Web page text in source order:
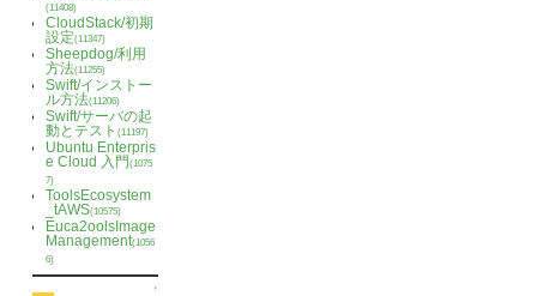
(11408)
CloudStack/初期
設定(11347)
Sheepdog/利用
方法(11255)
Swift/インストー
ル方法(11206)
Swift/サーバの起
動とテスト(11197)
Ubuntu Enterpris
e Cloud 入門(1075
7)
ToolsEcosystem
_tAWS(10575)
Euca2oolsImage
Management(1056
6)
↑